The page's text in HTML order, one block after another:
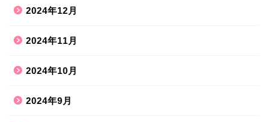
2024年12月
2024年11月
2024年10月
2024年9月